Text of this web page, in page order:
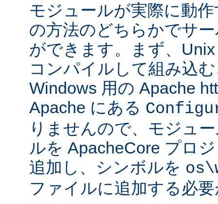
モジュールが実際に動
の方法のどちらかでサ
ができます。まず、
コンパイルして組み込
Windows 用の Apache
Apache にある
りませんので、モジュ
ルを ApacheCore プロ
追加し、シンボルを
ファイルに追加する必